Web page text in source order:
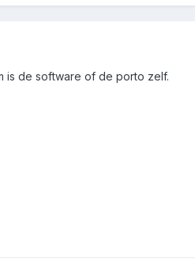
is de software of de porto zelf.